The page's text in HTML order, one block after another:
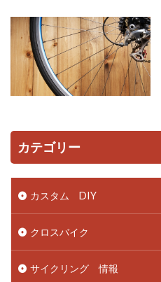
カテゴリー
カスタム DIY
クロスバイク
サイクリング 情報